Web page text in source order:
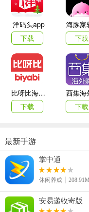
--随心所欲，免费畅玩无压
--丰富探索，经典3d场景
--世界对战，全球玩家竞
--超炫华丽技能，指尖轻
--5v5团战，团结组队秀实
游戏攻略
个人喜好了，关键很多我
是排位都是匹配的相同国旗
2、之后就是新手指引了，
说算是最经典，做的也是最
洋码头app
下载
海豚家
下载
比呀比海外购手机版
下载
西集海
下载
最新手游
掌中通
休闲养成
安易递收寄版